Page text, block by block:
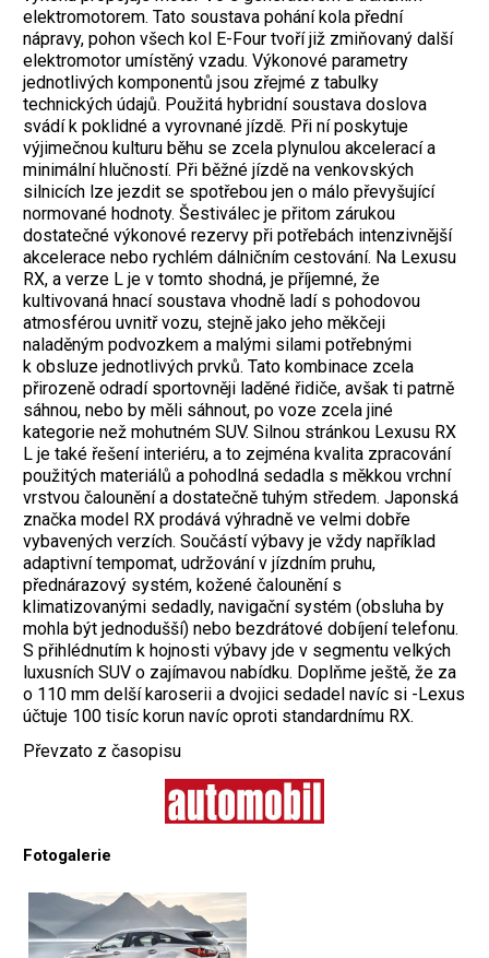
elektromotorem. Tato soustava pohání kola přední
nápravy, pohon všech kol E-Four tvoří již zmiňovaný další
elektromotor umístěný vzadu. Výkonové parametry
jednotlivých komponentů jsou zřejmé z tabulky
technických údajů. Použitá hybridní soustava doslova
svádí k poklidné a vyrovnané jízdě. Při ní poskytuje
výjimečnou kulturu běhu se zcela plynulou akcelerací a
minimální hlučností. Při běžné jízdě na venkovských
silnicích lze jezdit se spotřebou jen o málo převyšující
normované hodnoty. Šestiválec je přitom zárukou
dostatečné výkonové rezervy při potřebách intenzivnější
akcelerace nebo rychlém dálničním cestování. Na Lexusu
RX, a verze L je v tomto shodná, je příjemné, že
kultivovaná hnací soustava vhodně ladí s pohodovou
atmosférou uvnitř vozu, stejně jako jeho měkčeji
naladěným podvozkem a malými silami potřebnými
k obsluze jednotlivých prvků. Tato kombinace zcela
přirozeně odradí sportovněji laděné řidiče, avšak ti patrně
sáhnou, nebo by měli sáhnout, po voze zcela jiné
kategorie než mohutném SUV. Silnou stránkou Lexusu RX
L je také řešení interiéru, a to zejména kvalita zpracování
použitých materiálů a pohodlná sedadla s měkkou vrchní
vrstvou čalounění a dostatečně tuhým středem. Japonská
značka model RX prodává výhradně ve velmi dobře
vybavených verzích. Součástí výbavy je vždy například
adaptivní tempomat, udržování v jízdním pruhu,
přednárazový systém, kožené čalounění s
klimatizovanými sedadly, navigační systém (obsluha by
mohla být jednodušší) nebo bezdrátové dobíjení telefonu.
S přihlédnutím k hojnosti výbavy jde v segmentu velkých
luxusních SUV o zajímavou nabídku. Doplňme ještě, že za
o 110 mm delší karoserii a dvojici sedadel navíc si -Lexus
účtuje 100 tisíc korun navíc oproti standardnímu RX.
Převzato z časopisu
Fotogalerie